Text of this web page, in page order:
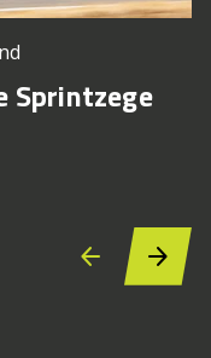
Sprintzege